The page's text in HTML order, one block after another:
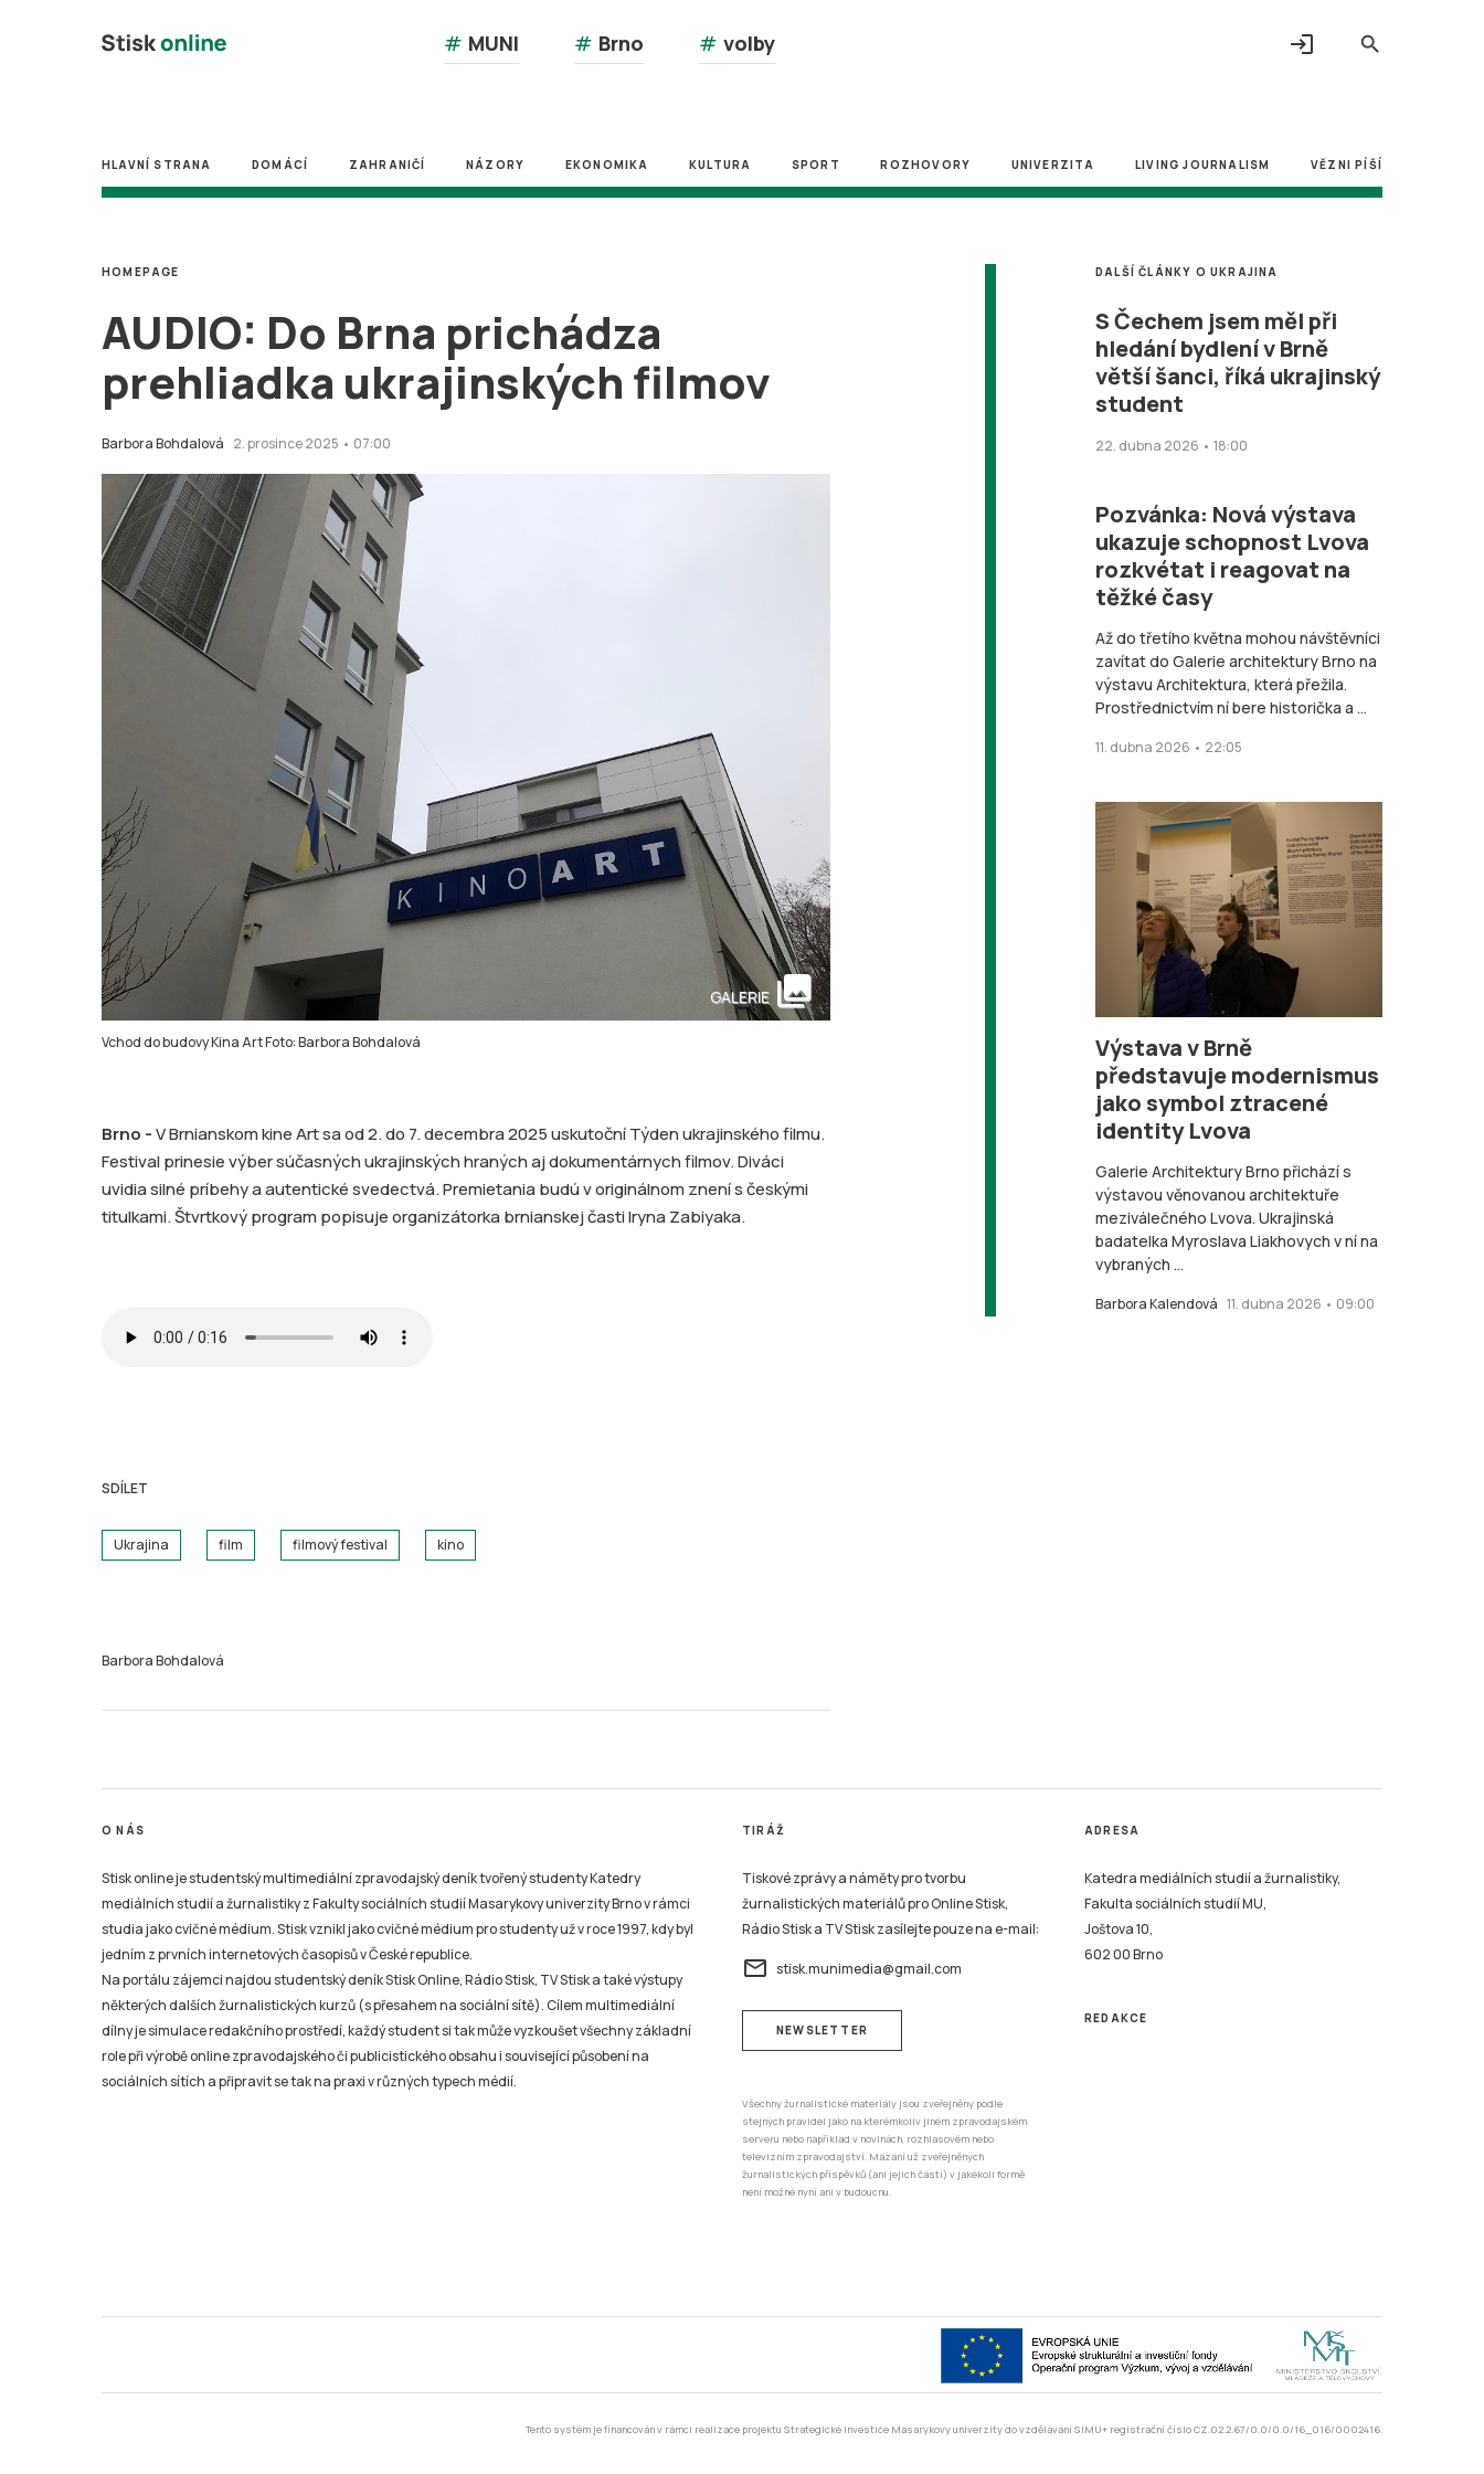
search
# MUNI # Brno # volby login
HLAVNÍ STRANA DOMÁCÍ ZAHRANIČÍ NÁZORY EKONOMIKA KULTURA SPORT ROZHOVORY UNIVERZITA LIVING JOURNALISM VĚZNI PÍŠÍ
AUDIO: Do Brna prichádza
prehliadka ukrajinských filmov
Barbora Bohdalová 2. prosince 2025 • 07:00
HOMEPAGE
Vchod do budovy Kina Art Foto: Barbora Bohdalová
GALERIE collections
Brno -V Brnianskom kine Art sa od 2. do 7. decembra 2025 uskutoční Týden ukrajinského filmu.
Festival prinesie výber súčasných ukrajinských hraných aj dokumentárnych filmov. Diváci
uvidia silné príbehy a autentické svedectvá. Premietania budú v originálnom znení s českými
titulkami. Štvrtkový program popisuje organizátorka brnianskej časti Iryna Zabiyaka.
SDÍLET
Ukrajina film filmový festival kino
Barbora Bohdalová
DALŠÍ ČLÁNKY O UKRAJINA
S Čechem jsem měl při
hledání bydlení v Brně
větší šanci, říká ukrajinský
student
22. dubna 2026 • 18:00
Pozvánka: Nová výstava
ukazuje schopnost Lvova
rozkvétat i reagovat na
těžké časy
Až do třetího května mohou návštěvníci
zavítat do Galerie architektury Brno na
výstavu Architektura, která přežila.
Prostřednictvím ní bere historička a ...
11. dubna 2026 • 22:05
Výstava v Brně
představuje modernismus
jako symbol ztracené
identity Lvova
Galerie Architektury Brno přichází s
výstavou věnovanou architektuře
meziválečného Lvova. Ukrajinská
badatelka Myroslava Liakhovych v ní na
vybraných ...
Barbora Kalendová 11. dubna 2026 • 09:00
O NÁS
Stisk online je studentský multimediální zpravodajský deník tvořený studenty Katedry
mediálních studií a žurnalistiky z Fakulty sociálních studií Masarykovy univerzity Brno v rámci
studia jako cvičné médium. Stisk vznikl jako cvičné médium pro studenty už v roce 1997, kdy byl
jedním z prvních internetových časopisů v České republice.
Na portálu zájemci najdou studentský deník Stisk Online, Rádio Stisk, TV Stisk a také výstupy
některých dalších žurnalistických kurzů (s přesahem na sociální sítě). Cílem multimediální
dílny je simulace redakčního prostředí, každý student si tak může vyzkoušet všechny základní
role při výrobě online zpravodajského či publicistického obsahu i související působení na
sociálních sítích a připravit se tak na praxi v různých typech médií.
TIRÁŽ
Tiskové zprávy a náměty pro tvorbu
žurnalistických materiálů pro Online Stisk,
Rádio Stisk a TV Stisk zasílejte pouze na e-mail:
email stisk.munimedia@gmail.com
NEWSLETTER
Všechny žurnalistické materiály jsou zveřejněny podle
stejných pravidel jako na kterémkoliv jiném zpravodajském
serveru nebo například v novinách, rozhlasovém nebo
televizním zpravodajství. Mazání už zveřejněných
žurnalistických příspěvků (ani jejich částí) v jakékoli formě
není možné nyní ani v budoucnu.
ADRESA
Katedra mediálních studií a žurnalistiky,
Fakulta sociálních studií MU,
Joštova 10,
602 00 Brno
REDAKCE
Tento systém je financován v rámci realizace projektu Strategické investice Masarykovy univerzity do vzdělávání SIMU+ registrační číslo CZ.02.2.67/0.0/0.0/16_016/0002416.